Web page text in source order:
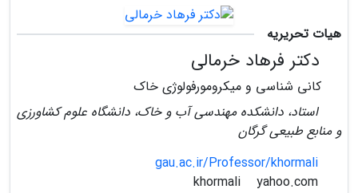
هیات تحریریه
دکتر فرهاد خرمالی
کانی شناسی و میکرومورفولوژی خاک
استاد، دانشکده مهندسی آب و خاک، دانشگاه علوم کشاورزی
و منابع طبیعی گرگان
gau.ac.ir/Professor/khormali
yahoo.com